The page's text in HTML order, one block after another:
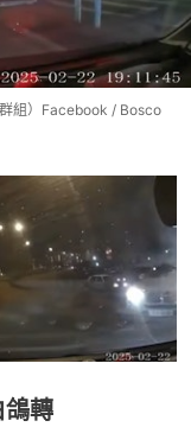
組）Facebook / Bosco
鴿轉